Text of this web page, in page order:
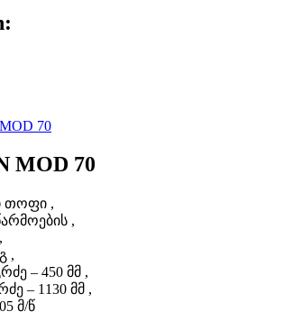
MOD 70
თოფი ,
,
,
– 450 მმ ,
– 1130 მმ ,
მ/წ